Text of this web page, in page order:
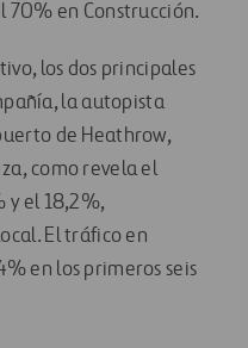
70% en Construcción.
los dos principales
la autopista
de Heathrow,
como revela el
y el 18,2%,
El tráfico en
en los primeros seis